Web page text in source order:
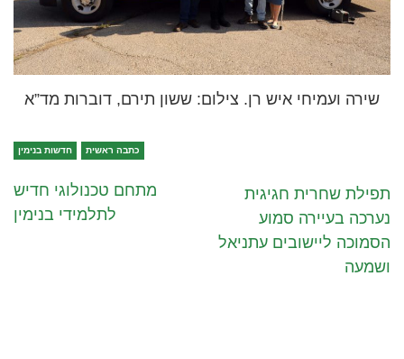
שירה ועמיחי איש רן. צילום: ששון תירם, דוברות מד”א
חדשות בנימין כתבה ראשית
מתחם טכנולוגי חדיש
לתלמידי בנימין
תפילת שחרית חגיגית
נערכה בעיירה סמוע
הסמוכה ליישובים עתניאל
ושמעה